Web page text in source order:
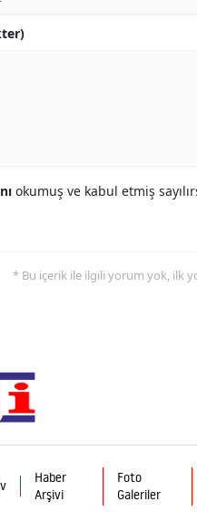
okumuş ve kabul etmiş
* Bu içerik ile ilgili yorum yok, ilk
Haber
Arşivi
Foto
Galeriler